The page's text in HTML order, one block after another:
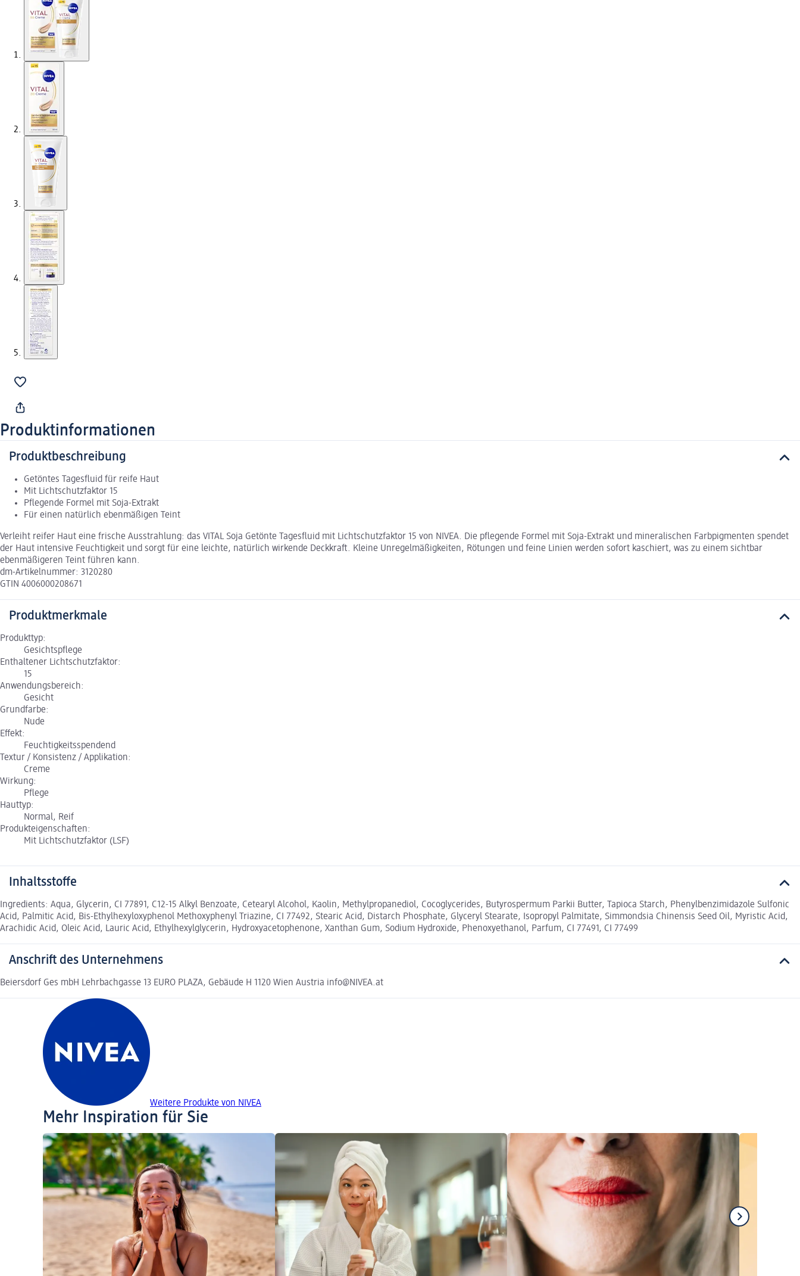
Produktinformationen
Produktbeschreibung
Getöntes Tagesfluid für reife Haut
Mit Lichtschutzfaktor 15
Pflegende Formel mit Soja-Extrakt
Für einen natürlich ebenmäßigen Teint
Verleiht reifer Haut eine frische Ausstrahlung: das VITAL Soja Getönte Tagesfluid mit Lichtschutzfaktor 15 von NIVEA. Die pflegende Formel mit Soja-Extrakt und mineralischen Farbpigmenten spendet
der Haut intensive Feuchtigkeit und sorgt für eine leichte, natürlich wirkende Deckkraft. Kleine Unregelmäßigkeiten, Rötungen und feine Linien werden sofort kaschiert, was zu einem sichtbar
ebenmäßigeren Teint führen kann.
dm-Artikelnummer: 3120280
GTIN 4006000208671
Produktmerkmale
Produkttyp:
Gesichtspflege
Enthaltener Lichtschutzfaktor:
15
Anwendungsbereich:
Gesicht
Grundfarbe:
Nude
Effekt:
Feuchtigkeitsspendend
Textur / Konsistenz / Applikation:
Creme
Wirkung:
Pflege
Hauttyp:
Normal, Reif
Produkteigenschaften:
Mit Lichtschutzfaktor (LSF)
Inhaltsstoffe
Ingredients: Aqua, Glycerin, CI 77891, C12-15 Alkyl Benzoate, Cetearyl Alcohol, Kaolin, Methylpropanediol, Cocoglycerides, Butyrospermum Parkii Butter, Tapioca Starch, Phenylbenzimidazole Sulfonic
Acid, Palmitic Acid, Bis-Ethylhexyloxyphenol Methoxyphenyl Triazine, CI 77492, Stearic Acid, Distarch Phosphate, Glyceryl Stearate, Isopropyl Palmitate, Simmondsia Chinensis Seed Oil, Myristic Acid,
Arachidic Acid, Oleic Acid, Lauric Acid, Ethylhexylglycerin, Hydroxyacetophenone, Xanthan Gum, Sodium Hydroxide, Phenoxyethanol, Parfum, CI 77491, CI 77499
Anschrift des Unternehmens
Beiersdorf Ges mbH Lehrbachgasse 13 EURO PLAZA, Gebäude H 1120 Wien Austria info@NIVEA.at
Weitere Produkte von NIVEA
Mehr Inspiration für Sie